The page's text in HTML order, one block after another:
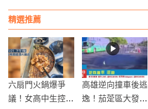
精選推薦
六扇門火鍋爆爭
議！女高中生控被
高雄逆向撞車後逃
逸！茄萣區大發路